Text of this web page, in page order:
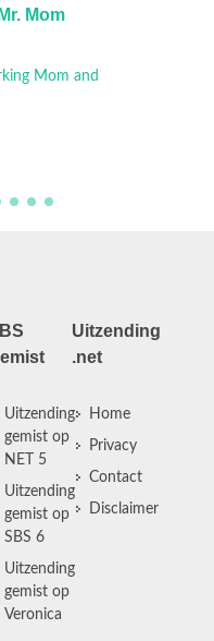
Mom
Uitzending
gemist op
NET 5
Uitzending
gemist op
SBS 6
Uitzending
gemist op
Veronica
Uitzending
.net
Home
Privacy
Contact
Disclaimer